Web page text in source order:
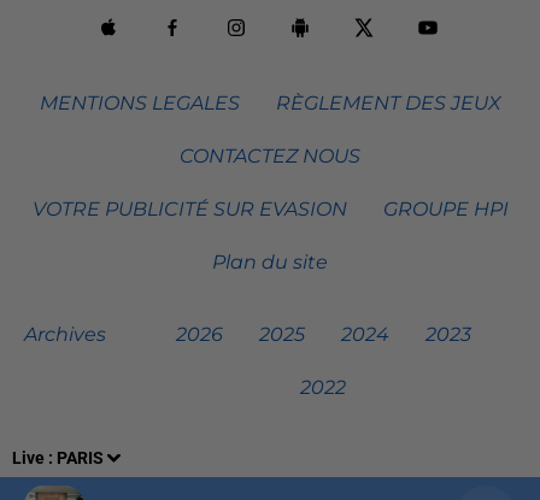
Live : PARIS
MENTIONS LEGALES RÈGLEMENT DES JEUX
CONTACTEZ NOUS
VOTRE PUBLICITÉ SUR EVASION GROUPE HPI
Plan du site
Archives 2026 2025 2024 2023
2022